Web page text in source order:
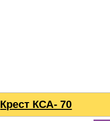
Крест КСА- 70